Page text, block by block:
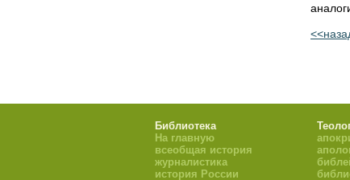
Библиотека
На главную
всеобщая история
журналистика
история России